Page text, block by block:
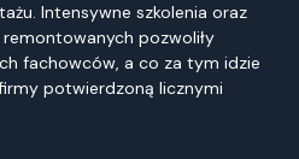
Intensywne szkolenia oraz
pozwoliły
fachowców, a co za tym idzie
potwierdzoną licznymi